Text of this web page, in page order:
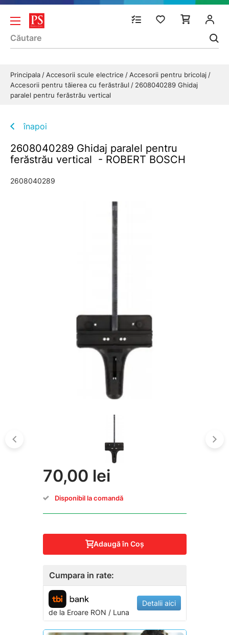
Principala Accesorii scule electrice
Accesorii pentru bricolaj
Accesorii pentru tăierea cu ferăstrăul
2608040289 Ghidaj
paralel pentru ferăstrău vertical
înapoi
2608040289 Ghidaj paralel pentru
ferăstrău vertical - ROBERT BOSCH
2608040289
70,00 lei
Disponibil la comandă
Adaugă în Coş
Cumpara in rate:
de la EroareRON / Luna
Detalii aici